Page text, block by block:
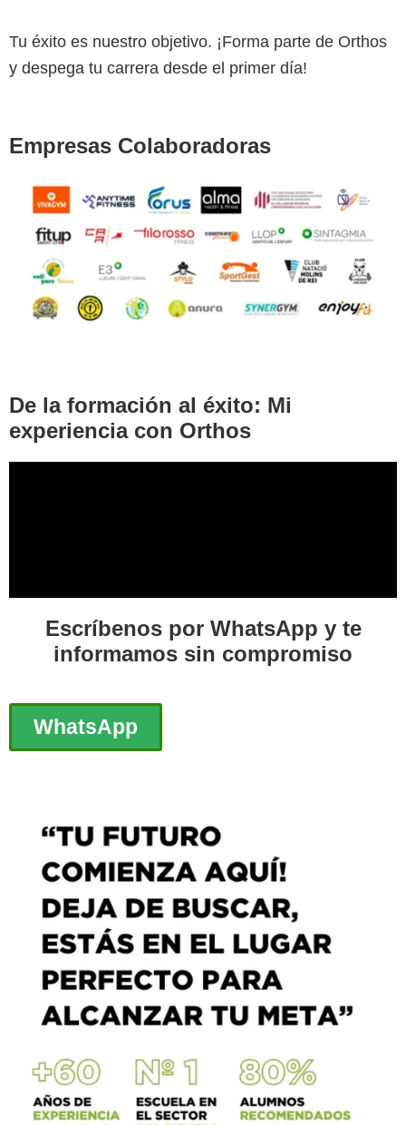
Tu éxito es nuestro objetivo. ¡Forma parte de Orthos
y despega tu carrera desde el primer día!
Empresas Colaboradoras
De la formación al éxito: Mi
experiencia con Orthos
Escríbenos por WhatsApp y te
informamos sin compromiso
WhatsApp